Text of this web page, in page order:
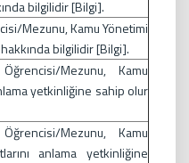
bilgilidir [Bilgi].
Mezunu, Kamu Yönetimi
bilgilidir [Bilgi].
Mezunu, Kamu
yetkinliğine sahip olur
Mezunu, Kamu
anlama yetkinliğine